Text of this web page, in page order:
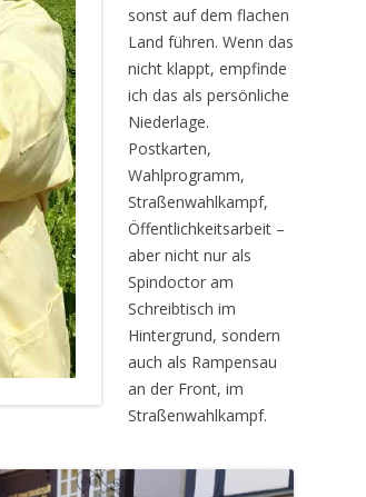
sonst auf dem flachen
Land führen. Wenn das
nicht klappt, empfinde
ich das als persönliche
Niederlage.
Postkarten,
Wahlprogramm,
Straßenwahlkampf,
Öffentlichkeitsarbeit –
aber nicht nur als
Spindoctor am
Schreibtisch im
Hintergrund, sondern
auch als Rampensau
an der Front, im
Straßenwahlkampf.